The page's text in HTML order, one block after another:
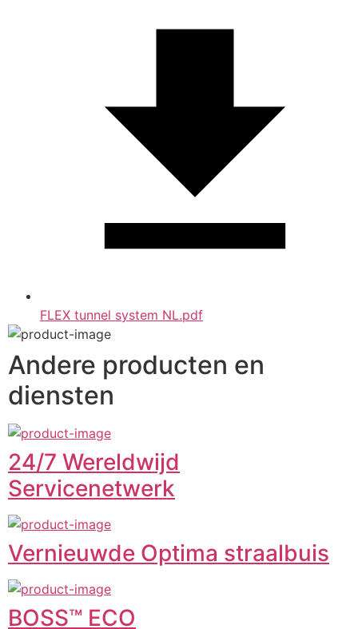
FLEX tunnel system NL.pdf
Andere producten en
diensten
24/7 Wereldwijd
Servicenetwerk
Vernieuwde Optima straalbuis
BOSS™ ECO